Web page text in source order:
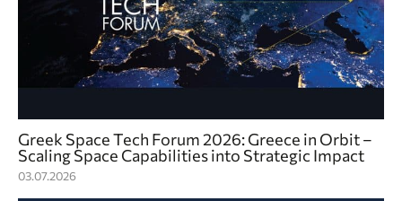
Greek Space Tech Forum 2026: Greece in Orbit –
Scaling Space Capabilities into Strategic Impact
03.07.2026